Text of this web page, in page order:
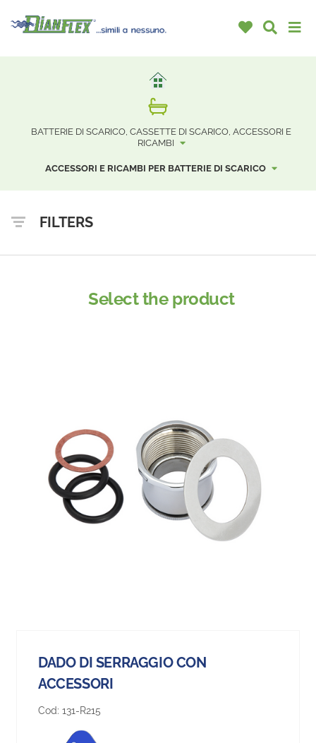
BATTERIE DI SCARICO, CASSETTE DI SCARICO, ACCESSORI E
RICAMBI
ACCESSORI E RICAMBI PER BATTERIE DI SCARICO
FILTERS
Select the product
DADO DI SERRAGGIO CON
ACCESSORI
Cod: 131-R215